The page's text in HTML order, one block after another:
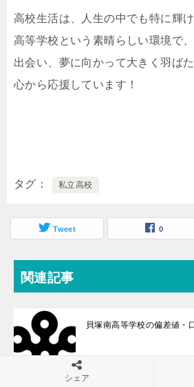
高校生活は、人生の中でも特に輝
高等学校という素晴らしい環境で
出会い、夢に向かって大きく羽ば
心から応援しています！
タグ 私立高校
Tweet 0
関連記事
貝塚南高等学校の偏差値・
シェア